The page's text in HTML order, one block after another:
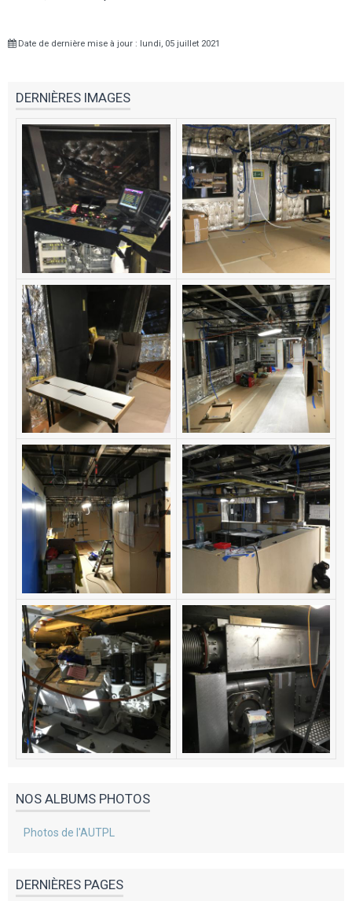
Date de dernière mise à jour : lundi, 05 juillet 2021
DERNIÈRES IMAGES
NOS ALBUMS PHOTOS
Photos de l'AUTPL
DERNIÈRES PAGES